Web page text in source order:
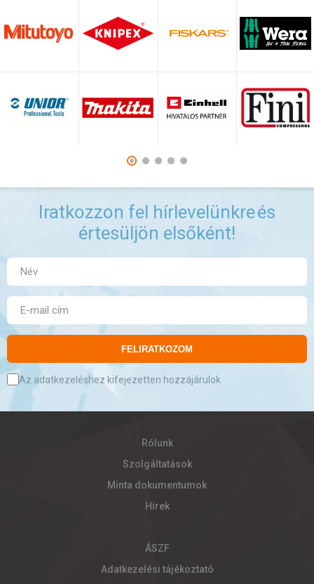
Iratkozzon fel hírlevelünkreés
értesüljön elsőként!
FELIRATKOZOM
Az adatkezeléshez kifejezetten hozzájárulok
Rólunk
Szolgáltatások
Minta dokumentumok
Hírek
ÁSZF
Adatkezelési tájékoztató